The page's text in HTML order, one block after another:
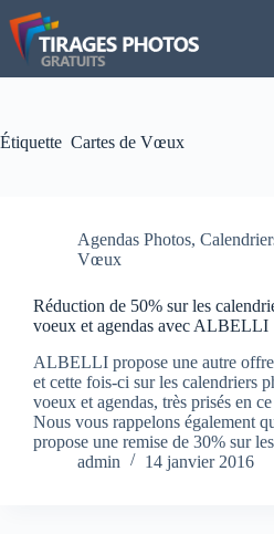
Passer
au
contenu
Étiquette Cartes de Vœux
Agendas Photos,
Vœux
Réduction de 50% sur les
voeux et agendas avec ALBELLI
ALBELLI propose une autre offre
et cette fois-ci sur les calendriers
voeux et agendas, très prisés en
Nous vous rappelons également
propose une remise de 30% sur
admin
14 janvier 2016